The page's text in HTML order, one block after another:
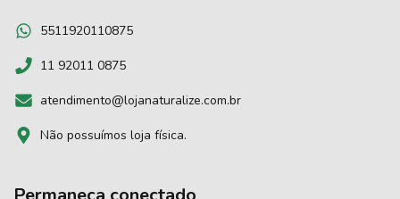
5511920110875
11 92011 0875
atendimento@lojanaturalize.com.br
Não possuímos loja física.